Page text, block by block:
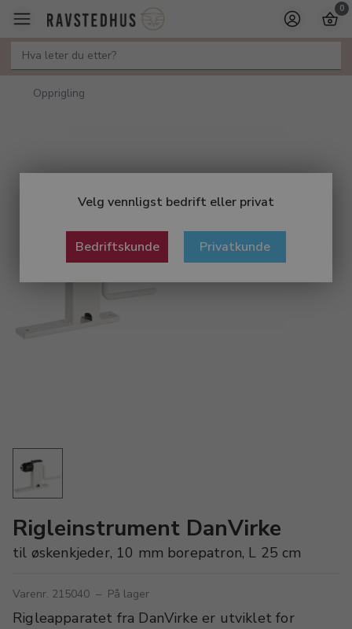
Velg vennligst bedrift eller privat
Bedriftskunde Privatkunde
0
Opprigling
Rigleinstrument DanVirke
til øskenkjeder, 10 mm borepatron, L 25 cm
Varenr. 215040 – På lager
Rigleapparatet fra DanVirke er utviklet for